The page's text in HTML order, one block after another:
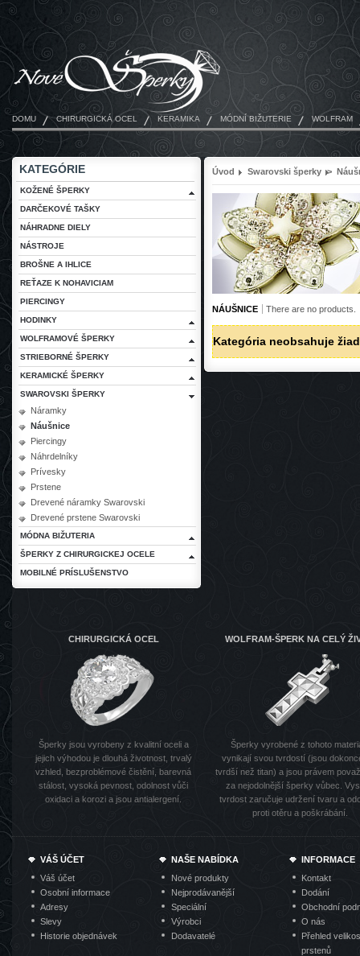
DOMU CHIRURGICKÁ OCEL KERAMIKA MÓDNÍ BIŽUTERIE WOLFRAM
KATEGÓRIE
KOŽENÉ ŠPERKY
DARČEKOVÉ TAŠKY
NÁHRADNE DIELY
NÁSTROJE
BROŠNE A IHLICE
REŤAZE K NOHAVICIAM
PIERCINGY
HODINKY
WOLFRAMOVÉ ŠPERKY
STRIEBORNÉ ŠPERKY
KERAMICKÉ ŠPERKY
SWAROVSKI ŠPERKY
Náramky
Náušnice
Piercingy
Náhrdelníky
Prívesky
Prstene
Drevené náramky Swarovski
Drevené prstene Swarovski
MÓDNA BIŽUTERIA
ŠPERKY Z CHIRURGICKEJ OCELE
MOBILNÉ PRÍSLUŠENSTVO
Úvod Swarovski šperky >
NÁUŠNICE There are no products.
Kategória neobsahuje
CHIRURGICKÁ OCEL
Šperky jsou vyrobeny z kvalitní oceli a
jejich výhodou je dlouhá životnost, trvalý
vzhled, bezproblémové čistění, barevná
stálost, vysoká pevnost, odolnost vůči
oxidaci a korozi a jsou antialergení.
WOLFRAM-ŠPERK NA CELÝ
Šperky vyrobené z tohoto
vynikají svou tvrdostí (jsou
tvrdší než titan) a jsou právem
za nejodolnější šperky vůbec.
tvrdost zaručuje udržení tvaru a
proti otěru a poškrábání.
VÁŠ ÚČET
Váš účet
Osobní informace
Adresy
Slevy
Historie objednávek
NAŠE NABÍDKA
Nové produkty
Nejprodávanější
Speciální
Výrobci
Dodavatelé
INFORMACE
Kontakt
Dodání
Obchodní
O nás
Přehled
prstenů